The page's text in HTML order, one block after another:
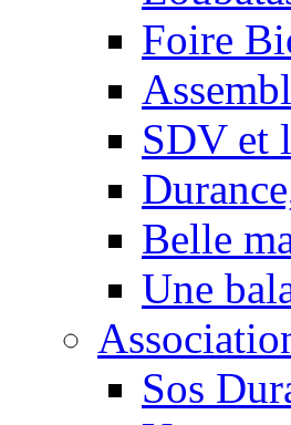
Foire
SDV et
Belle
Une
Sos